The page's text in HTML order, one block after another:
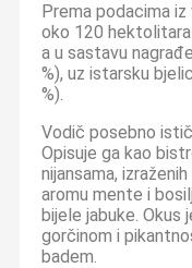
Prema podacima
oko 120
a u sastavu
%), uz istarsku
%).
Vodič posebno
Opisuje ga kao
nijansama,
aromu mente i
bijele jabuke. Okus
gorčinom i
badem.